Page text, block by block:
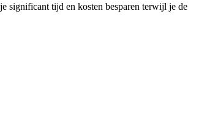
significant tijd en kosten besparen terwijl je de